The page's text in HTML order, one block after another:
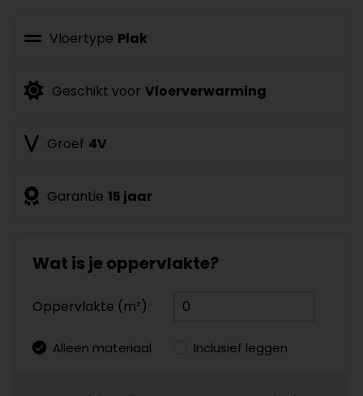
Vloertype Plak
Geschikt voor Vloerverwarming
Groef 4V
Garantie 15 jaar
Wat is je oppervlakte?
Oppervlakte (m²)
Alleen materiaal Inclusief leggen